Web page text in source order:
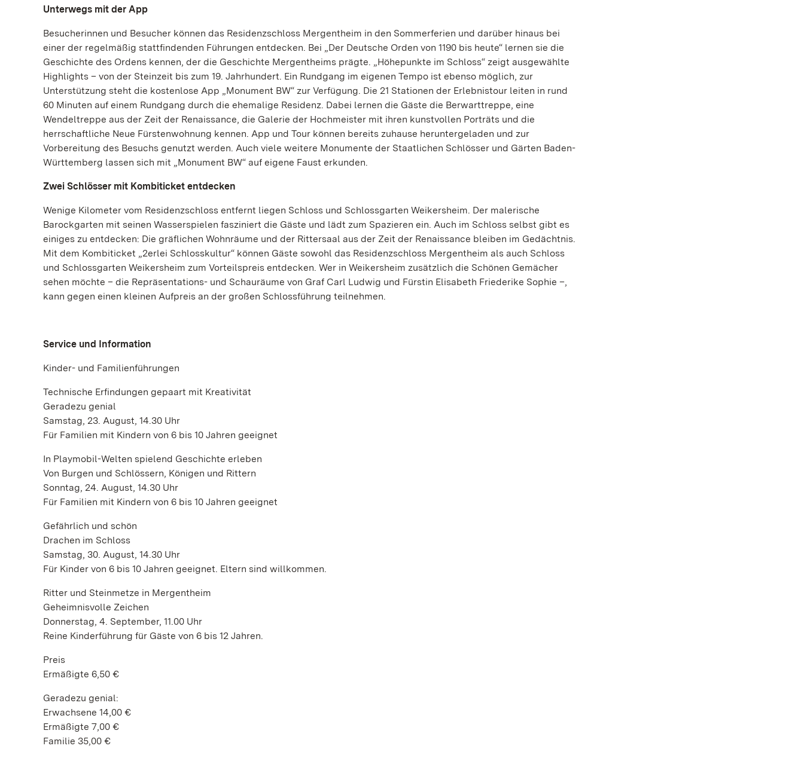
Unterwegs mit der App
Besucherinnen und Besucher können das Residenzschloss Mergentheim in den Sommerferien und darüber hinaus bei
einer der regelmäßig stattfindenden Führungen entdecken. Bei „Der Deutsche Orden von 1190 bis heute“ lernen sie die
Geschichte des Ordens kennen, der die Geschichte Mergentheims prägte. „Höhepunkte im Schloss“ zeigt ausgewählte
Highlights – von der Steinzeit bis zum 19. Jahrhundert. Ein Rundgang im eigenen Tempo ist ebenso möglich, zur
Unterstützung steht die kostenlose App „Monument BW“ zur Verfügung. Die 21 Stationen der Erlebnistour leiten in rund
60 Minuten auf einem Rundgang durch die ehemalige Residenz. Dabei lernen die Gäste die Berwarttreppe, eine
Wendeltreppe aus der Zeit der Renaissance, die Galerie der Hochmeister mit ihren kunstvollen Porträts und die
herrschaftliche Neue Fürstenwohnung kennen. App und Tour können bereits zuhause heruntergeladen und zur
Vorbereitung des Besuchs genutzt werden. Auch viele weitere Monumente der Staatlichen Schlösser und Gärten Baden-
Württemberg lassen sich mit „Monument BW“ auf eigene Faust erkunden.
Zwei Schlösser mit Kombiticket entdecken
Wenige Kilometer vom Residenzschloss entfernt liegen Schloss und Schlossgarten Weikersheim. Der malerische
Barockgarten mit seinen Wasserspielen fasziniert die Gäste und lädt zum Spazieren ein. Auch im Schloss selbst gibt es
einiges zu entdecken: Die gräflichen Wohnräume und der Rittersaal aus der Zeit der Renaissance bleiben im Gedächtnis.
Mit dem Kombiticket „2erlei Schlosskultur“ können Gäste sowohl das Residenzschloss Mergentheim als auch Schloss
und Schlossgarten Weikersheim zum Vorteilspreis entdecken. Wer in Weikersheim zusätzlich die Schönen Gemächer
sehen möchte – die Repräsentations- und Schauräume von Graf Carl Ludwig und Fürstin Elisabeth Friederike Sophie –,
kann gegen einen kleinen Aufpreis an der großen Schlossführung teilnehmen.
Service und Information
Kinder- und Familienführungen
Technische Erfindungen gepaart mit Kreativität
Geradezu genial
Samstag, 23. August, 14.30 Uhr
Für Familien mit Kindern von 6 bis 10 Jahren geeignet
In Playmobil-Welten spielend Geschichte erleben
Von Burgen und Schlössern, Königen und Rittern
Sonntag, 24. August, 14.30 Uhr
Für Familien mit Kindern von 6 bis 10 Jahren geeignet
Gefährlich und schön
Drachen im Schloss
Samstag, 30. August, 14.30 Uhr
Für Kinder von 6 bis 10 Jahren geeignet. Eltern sind willkommen.
Ritter und Steinmetze in Mergentheim
Geheimnisvolle Zeichen
Donnerstag, 4. September, 11.00 Uhr
Reine Kinderführung für Gäste von 6 bis 12 Jahren.
Preis
Ermäßigte 6,50 €
Geradezu genial:
Erwachsene 14,00 €
Ermäßigte 7,00 €
Familie 35,00 €